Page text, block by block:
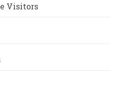
Visitors